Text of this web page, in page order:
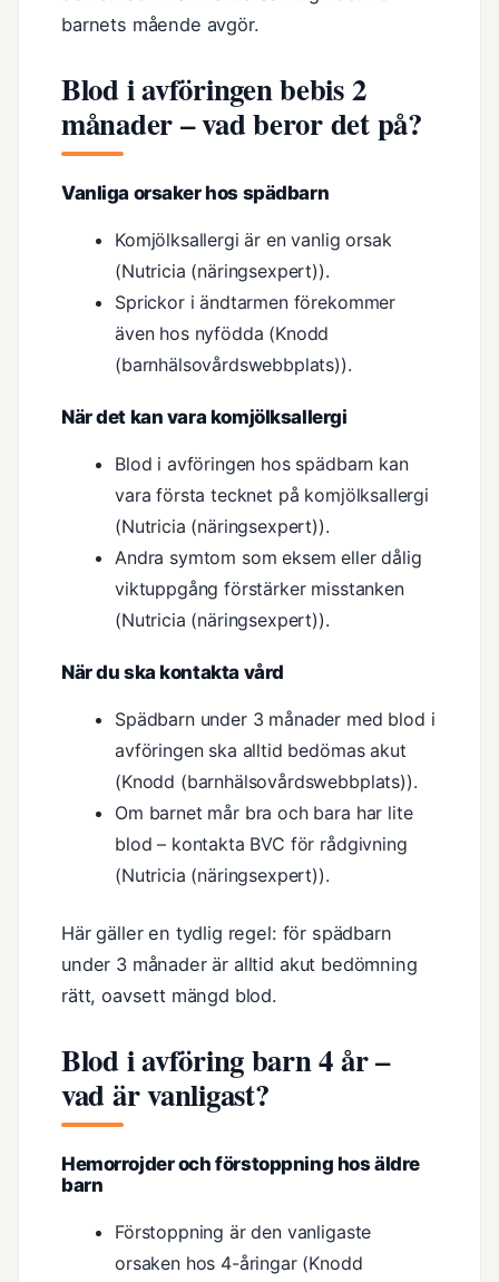
barnets mående avgör.
Blod i avföringen bebis 2
månader – vad beror det på?
Vanliga orsaker hos spädbarn
Komjölksallergi är en vanlig orsak
(Nutricia (näringsexpert)).
Sprickor i ändtarmen förekommer
även hos nyfödda (Knodd
(barnhälsovårdswebbplats)).
När det kan vara komjölksallergi
Blod i avföringen hos spädbarn kan
vara första tecknet på komjölksallergi
(Nutricia (näringsexpert)).
Andra symtom som eksem eller dålig
viktuppgång förstärker misstanken
(Nutricia (näringsexpert)).
När du ska kontakta vård
Spädbarn under 3 månader med blod i
avföringen ska alltid bedömas akut
(Knodd (barnhälsovårdswebbplats)).
Om barnet mår bra och bara har lite
blod – kontakta BVC för rådgivning
(Nutricia (näringsexpert)).
Här gäller en tydlig regel: för spädbarn
under 3 månader är alltid akut bedömning
rätt, oavsett mängd blod.
Blod i avföring barn 4 år –
vad är vanligast?
Hemorrojder och förstoppning hos äldre
barn
Förstoppning är den vanligaste
orsaken hos 4-åringar (Knodd